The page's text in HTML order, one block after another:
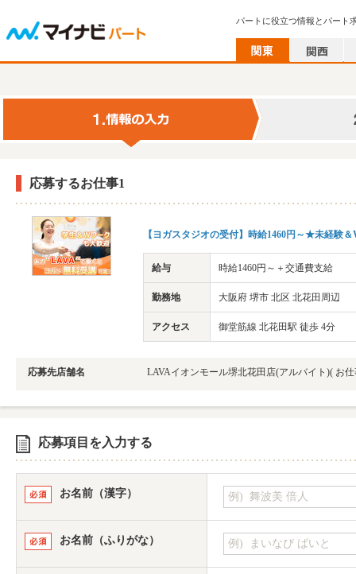
パートに役立つ情報とパート
応募するお仕事1
【ヨガスタジオの受付】時給1460円～★未経験
給与 時給1460円～＋交通費支給
勤務地 大阪府 堺市 北区 北花田周辺
アクセス 御堂筋線 北花田駅 徒歩 4分
応募先店舗名 LAVAイオンモール堺北花田店(アルバイト)( お
応募項目を入力する
お名前（漢字）
お名前（ふりがな）